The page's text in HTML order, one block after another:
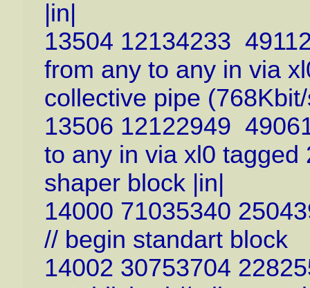
|in|
13504 12134233
from any to any in via
collective pipe
13506 12122949
to any in via xl0
shaper block |in|
14000 71035340
// begin standart block
14002 30753704